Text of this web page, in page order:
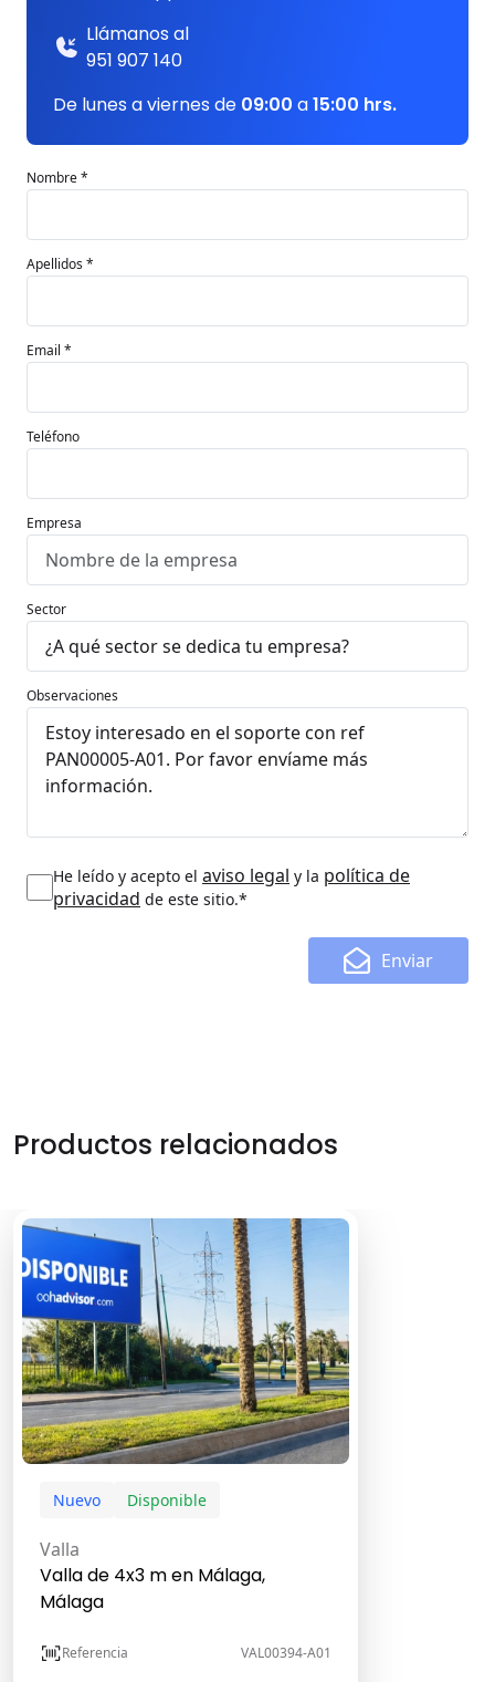
Llámanos al
951 907 140
De lunes a viernes de 09:00 a15:00 hrs.
Nombre *
Apellidos *
Email *
Teléfono
Empresa
Sector
Observaciones
He leído y acepto el aviso legal y la política de
privacidad de este sitio.*
Enviar
Productos relacionados
Nuevo Disponible
Valla
Valla de 4x3 m en Málaga,
Málaga
Referencia VAL00394-A01